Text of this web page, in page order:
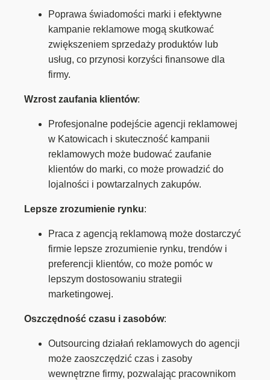
Poprawa świadomości marki i efektywne
kampanie reklamowe mogą skutkować
zwiększeniem sprzedaży produktów lub
usług, co przynosi korzyści finansowe dla
firmy.
Wzrost zaufania klientów:
Profesjonalne podejście agencji reklamowej
w Katowicach i skuteczność kampanii
reklamowych może budować zaufanie
klientów do marki, co może prowadzić do
lojalności i powtarzalnych zakupów.
Lepsze zrozumienie rynku:
Praca z agencją reklamową może dostarczyć
firmie lepsze zrozumienie rynku, trendów i
preferencji klientów, co może pomóc w
lepszym dostosowaniu strategii
marketingowej.
Oszczędność czasu i zasobów:
Outsourcing działań reklamowych do agencji
może zaoszczędzić czas i zasoby
wewnętrzne firmy, pozwalając pracownikom